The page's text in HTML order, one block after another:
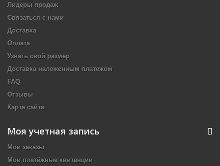
Лидеры продаж
Связаться с нами
Доставка
Оплата
Узнать свой размер
Доставка наложенным платежом
FAQ
Отзывы
Карта сайта
Моя учетная запись
Мои заказы
Мои платёжные квитанции